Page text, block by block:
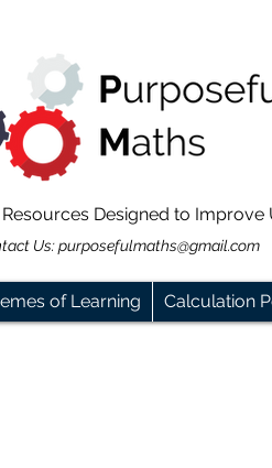
Designed to
Us:purposefulmaths@gmail.com
of Learning Calculation